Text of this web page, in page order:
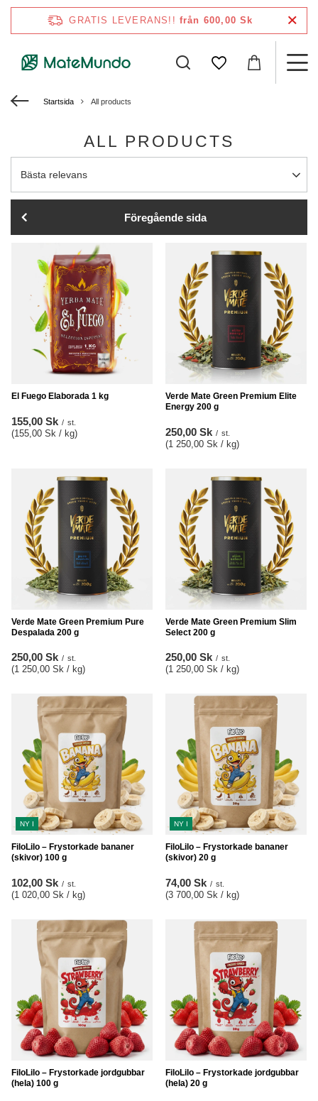
GRATIS LEVERANS!! från 600,00 Sk
Startsida All products
ALL PRODUCTS
Ändra sortering
Bästa relevans
Föregående sida
El Fuego Elaborada 1 kg
155,00 Sk / st.
(155,00 Sk / kg)
Verde Mate Green Premium Elite
Energy 200 g
250,00 Sk / st.
(1 250,00 Sk / kg)
Verde Mate Green Premium Pure
Despalada 200 g
250,00 Sk / st.
(1 250,00 Sk / kg)
Verde Mate Green Premium Slim
Select 200 g
250,00 Sk / st.
(1 250,00 Sk / kg)
NY I
FiloLilo – Frystorkade bananer
(skivor) 100 g
102,00 Sk / st.
(1 020,00 Sk / kg)
NY I
FiloLilo – Frystorkade bananer
(skivor) 20 g
74,00 Sk / st.
(3 700,00 Sk / kg)
FiloLilo – Frystorkade jordgubbar
(hela) 100 g
FiloLilo – Frystorkade jordgubbar
(hela) 20 g